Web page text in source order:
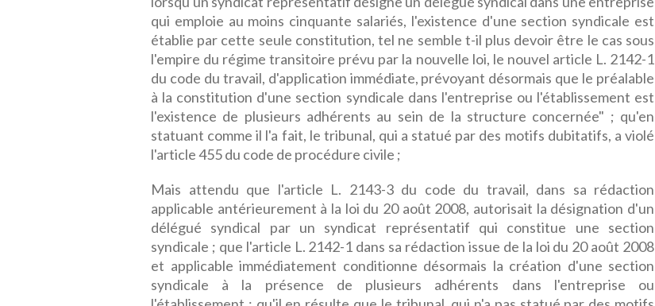
qui emploie au moins cinquante salariés, l'existence d'une section syndicale est
établie par cette seule constitution, tel ne semble t-il plus devoir être le cas sous
l'empire du régime transitoire prévu par la nouvelle loi, le nouvel article L. 2142-1
du code du travail, d'application immédiate, prévoyant désormais que le préalable
à la constitution d'une section syndicale dans l'entreprise ou l'établissement est
l'existence de plusieurs adhérents au sein de la structure concernée" ; qu'en
statuant comme il l'a fait, le tribunal, qui a statué par des motifs dubitatifs, a violé
l'article 455 du code de procédure civile ;
Mais attendu que l'article L. 2143-3 du code du travail, dans sa rédaction
applicable antérieurement à la loi du 20 août 2008, autorisait la désignation d'un
délégué syndical par un syndicat représentatif qui constitue une section
syndicale ; que l'article L. 2142-1 dans sa rédaction issue de la loi du 20 août 2008
et applicable immédiatement conditionne désormais la création d'une section
syndicale à la présence de plusieurs adhérents dans l'entreprise ou